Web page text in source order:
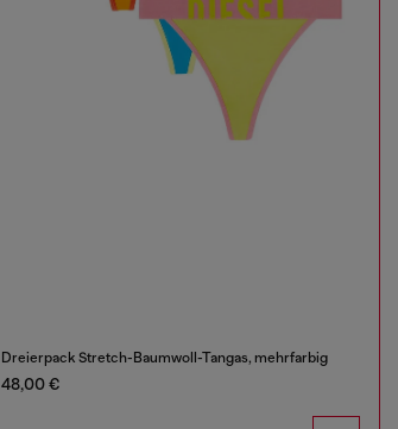
Dreierpack Stretch-Baumwoll-Tangas, mehrfarbig
48,00 €